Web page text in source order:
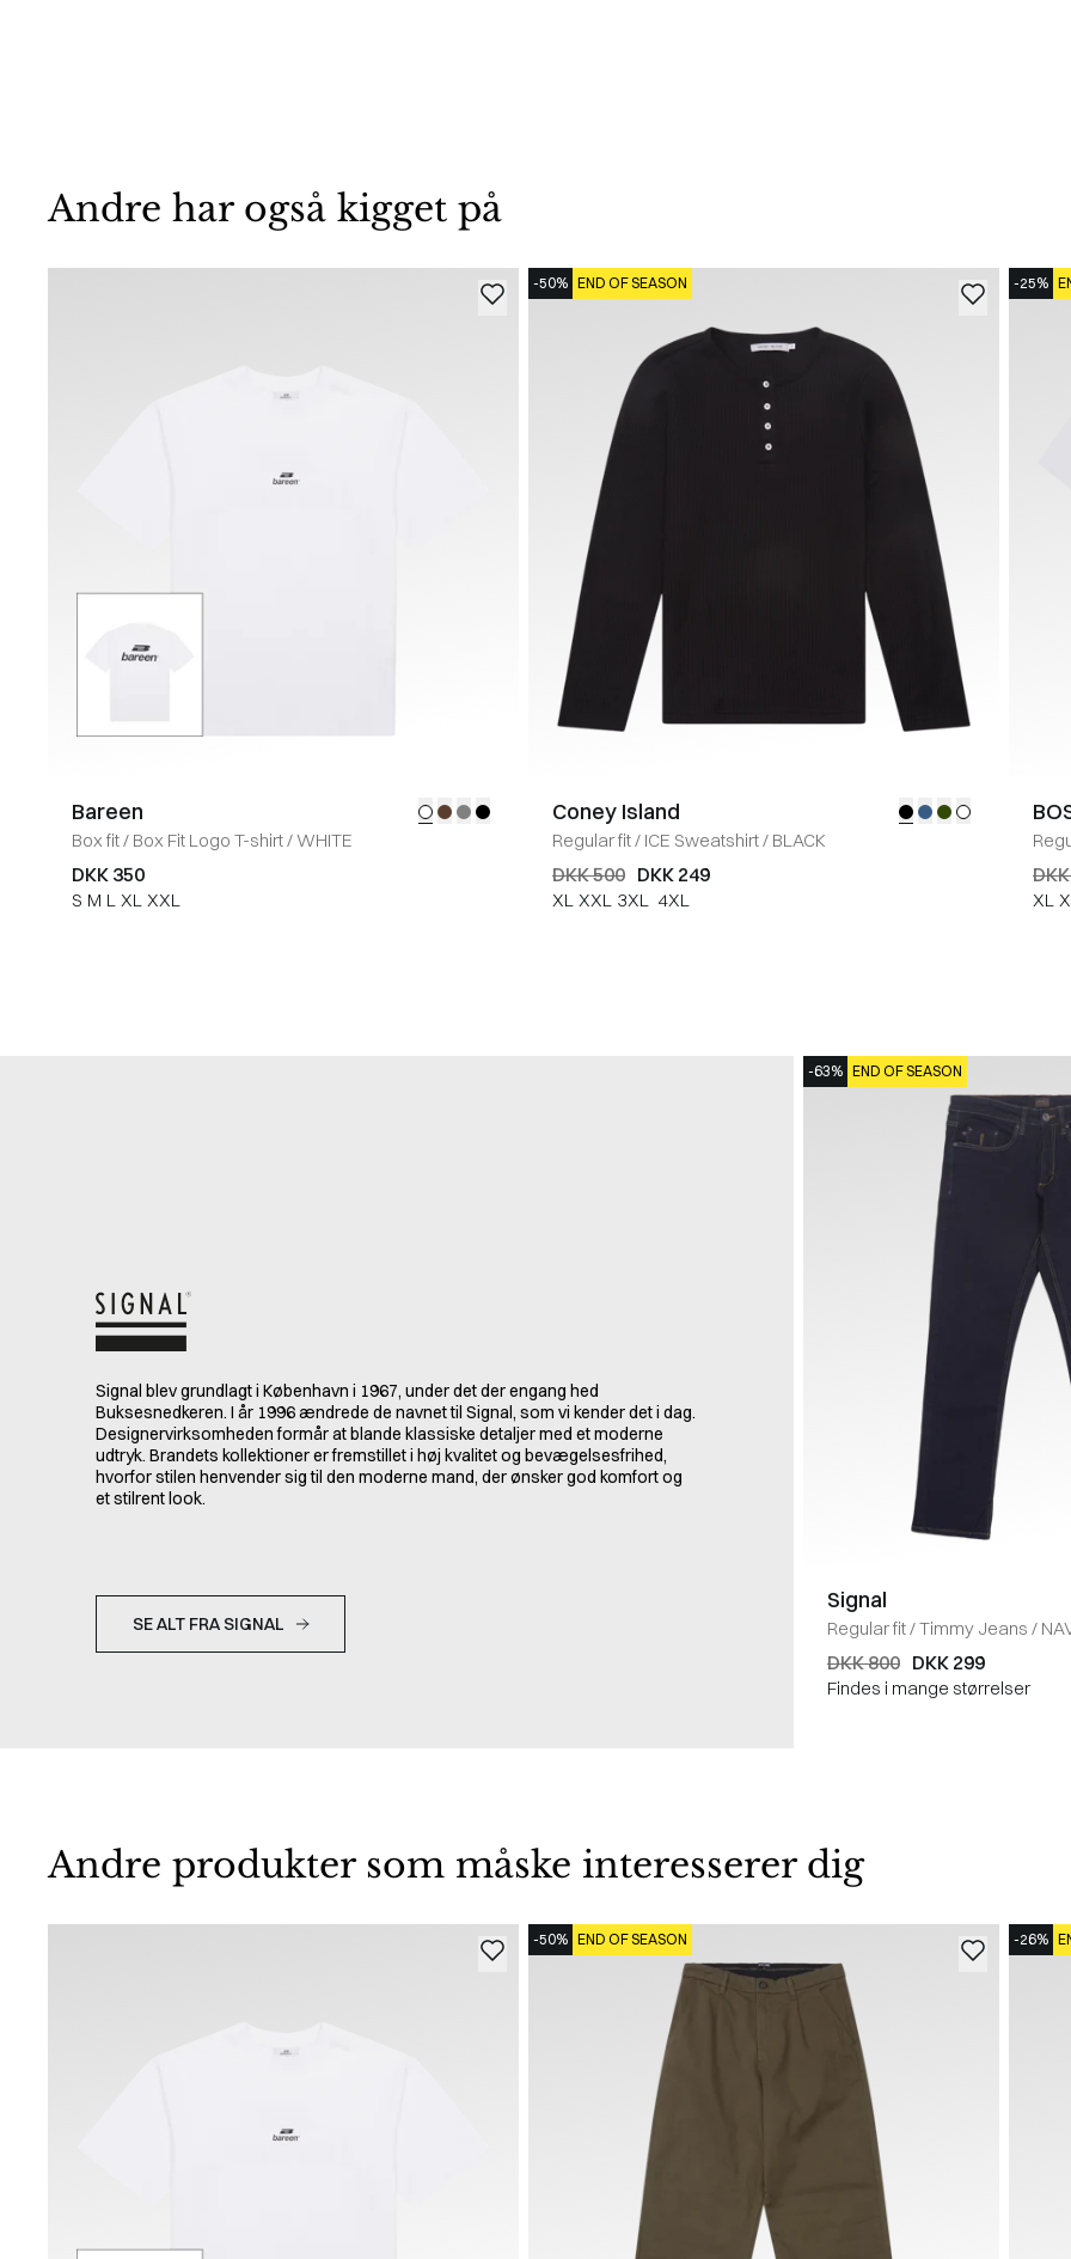
Andre har også kigget på
Bareen
Box fit/ Box Fit Logo T-shirt/WHITE
DKK 350
S M L XL XXL
-50% END OF SEASON
Coney Island
Regular fit/ ICE Sweatshirt/ BLACK
DKK 500 DKK 249
XL XXL 3XL 4XL
-25%
XL
Signal blev grundlagt i København i 1967, under det der engang hed
Buksesnedkeren. I år 1996 ændrede de navnet til Signal, som vi kender det i dag.
Designervirksomheden formår at blande klassiske detaljer med et moderne
udtryk. Brandets kollektioner er fremstillet i høj kvalitet og bevægelsesfrihed,
hvorfor stilen henvender sig til den moderne mand, der ønsker god komfort og
et stilrent look.
SE ALT FRA SIGNAL
-63% END OF SEASON
Signal
Regular fit/Timmy Jeans /
DKK 800 DKK 299
Findes i mange størrelser
Andre produkter som måske interesserer dig
-50% END OF SEASON -26%